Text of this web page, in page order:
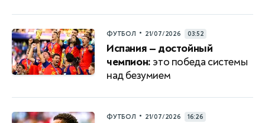
ФУТБОЛ • 21/07/2026 03:52
Испания — достойный
чемпион: это победа системы
над безумием
ФУТБОЛ • 21/07/2026 16:26